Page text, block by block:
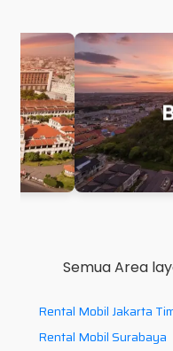
Semua Area
Rental Mobil Jakarta
Rental Mobil Surabaya